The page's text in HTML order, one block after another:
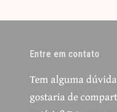
Entre em contato
Tem alguma
gostaria de